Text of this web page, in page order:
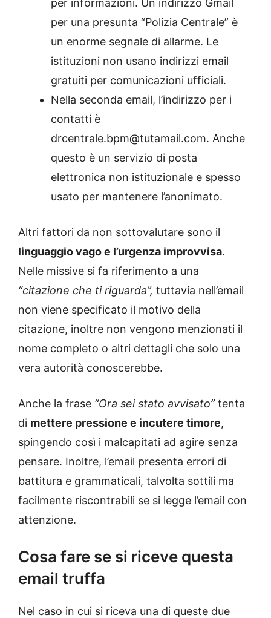
per una presunta “Polizia Centrale” è
un enorme segnale di allarme. Le
istituzioni non usano indirizzi email
gratuiti per comunicazioni ufficiali.
Nella seconda email, l’indirizzo per i
contatti è
drcentrale.bpm@tutamail.com. Anche
questo è un servizio di posta
elettronica non istituzionale e spesso
usato per mantenere l’anonimato.
Altri fattori da non sottovalutare sono il
linguaggio vago e l’urgenza improvvisa.
Nelle missive si fa riferimento a una
“citazione che ti riguarda”, tuttavia nell’email
non viene specificato il motivo della
citazione, inoltre non vengono menzionati il
nome completo o altri dettagli che solo una
vera autorità conoscerebbe.
Anche la frase “Ora sei stato avvisato”tenta
di mettere pressione e incutere timore,
spingendo così i malcapitati ad agire senza
pensare. Inoltre, l’email presenta errori di
battitura e grammaticali, talvolta sottili ma
facilmente riscontrabili se si legge l’email con
attenzione.
Cosa fare se si riceve questa
email truffa
Nel caso in cui si riceva una di queste due